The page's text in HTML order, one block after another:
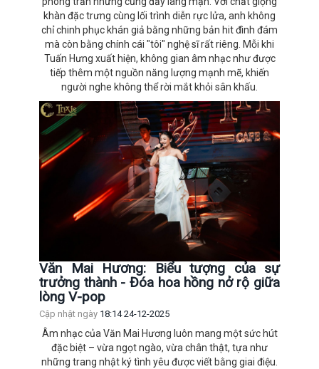
khàn đặc trưng cùng lối trình diễn rực lửa, anh không
chỉ chinh phục khán giả bằng những bản hit đình đám
mà còn bằng chính cái "tôi" nghệ sĩ rất riêng. Mỗi khi
Tuấn Hưng xuất hiện, không gian âm nhạc như được
tiếp thêm một nguồn năng lượng mạnh mẽ, khiến
người nghe không thể rời mắt khỏi sân khấu.
Văn Mai Hương: Biểu tượng của sự
trưởng thành - Đóa hoa hồng nở rộ giữa
lòng V-pop
Cập nhật ngày 18:14 24-12-2025
Âm nhạc của Văn Mai Hương luôn mang một sức hút
đặc biệt – vừa ngọt ngào, vừa chân thật, tựa như
những trang nhật ký tình yêu được viết bằng giai điệu.